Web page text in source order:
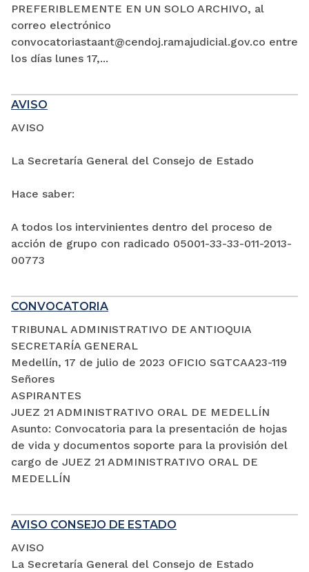
PREFERIBLEMENTE EN UN SOLO ARCHIVO, al
correo electrónico
convocatoriastaant@cendoj.ramajudicial.gov.co entre
los días lunes 17,...
AVISO
AVISO
La Secretaría General del Consejo de Estado
Hace saber:
A todos los intervinientes dentro del proceso de
acción de grupo con radicado 05001-33-33-011-2013-
00773
CONVOCATORIA
TRIBUNAL ADMINISTRATIVO DE ANTIOQUIA
SECRETARÍA GENERAL
Medellín, 17 de julio de 2023 OFICIO SGTCAA23-119
Señores
ASPIRANTES
JUEZ 21 ADMINISTRATIVO ORAL DE MEDELLÍN
Asunto: Convocatoria para la presentación de hojas
de vida y documentos soporte para la provisión del
cargo de JUEZ 21 ADMINISTRATIVO ORAL DE
MEDELLÍN
AVISO CONSEJO DE ESTADO
AVISO
La Secretaría General del Consejo de Estado